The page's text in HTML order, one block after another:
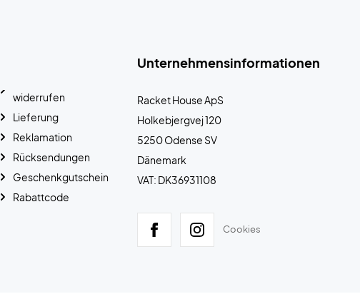
Unternehmensinformationen
Racket House ApS
Holkebjergvej 120
5250 Odense SV
Dänemark
VAT: DK36931108
Cookies
widerrufen
Lieferung
Reklamation
Rücksendungen
Geschenkgutschein
Rabattcode